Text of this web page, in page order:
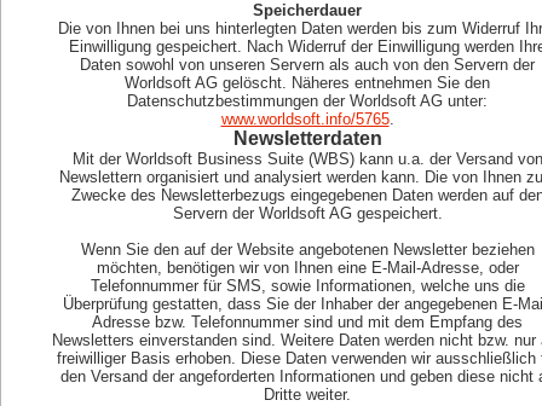
Speicherdauer
Die von Ihnen bei uns hinterlegten Daten werden bis zum Widerruf
Einwilligung gespeichert. Nach Widerruf der Einwilligung werden
Daten sowohl von unseren Servern als auch von den Servern der
Worldsoft AG gelöscht. Näheres entnehmen Sie den
Datenschutzbestimmungen der Worldsoft AG unter:
www.worldsoft.info/5765.
Newsletterdaten
Mit der Worldsoft Business Suite (WBS) kann u.a. der Versand von
Newslettern organisiert und analysiert werden kann. Die von Ihnen
Zwecke des Newsletterbezugs eingegebenen Daten werden auf
Servern der Worldsoft AG gespeichert.
Wenn Sie den auf der Website angebotenen Newsletter beziehen
möchten, benötigen wir von Ihnen eine E-Mail-Adresse, oder
Telefonnummer für SMS, sowie Informationen, welche uns die
Überprüfung gestatten, dass Sie der Inhaber der angegebenen E-
Adresse bzw. Telefonnummer sind und mit dem Empfang des
Newsletters einverstanden sind. Weitere Daten werden nicht bzw. nur
freiwilliger Basis erhoben. Diese Daten verwenden wir ausschließlich
den Versand der angeforderten Informationen und geben diese nicht
Dritte weiter.